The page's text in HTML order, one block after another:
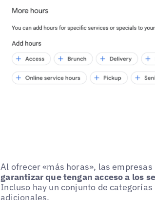
Al ofrecer «más horas», las
garantizar que tengan acceso a los
Incluso hay un conjunto de
adicionales.